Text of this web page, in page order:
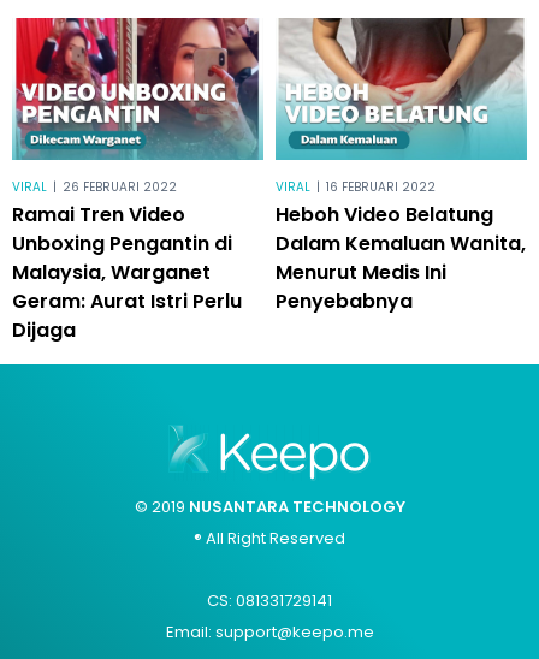
VIRAL | 26 FEBRUARI 2022
Ramai Tren Video
Unboxing Pengantin di
Malaysia, Warganet
Geram: Aurat Istri Perlu
Dijaga
VIRAL | 16 FEBRUARI 2022
Heboh Video Belatung
Dalam Kemaluan Wanita,
Menurut Medis Ini
Penyebabnya
© 2019 NUSANTARA TECHNOLOGY
® All Right Reserved
CS: 081331729141
Email: support@keepo.me